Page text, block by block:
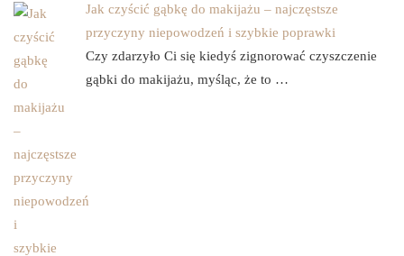
Jak czyścić gąbkę do makijażu – najczęstsze
przyczyny niepowodzeń i szybkie poprawki
Czy zdarzyło Ci się kiedyś zignorować czyszczenie
gąbki do makijażu, myśląc, że to …